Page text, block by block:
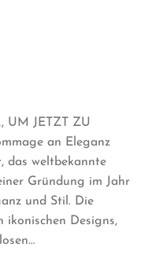
UM JETZT ZU
an Eleganz
das weltbekannte
Gründung im Jahr
und Stil. Die
Designs,